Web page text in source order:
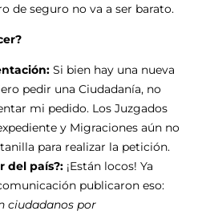
de seguro no va a ser barato.
Si bien hay una nueva
pedir una Ciudadanía, no
mi pedido. Los Juzgados
y Migraciones aún no
para realizar la petición.
del país?: ¡Están locos! Ya
publicaron eso:
ciudadanos por